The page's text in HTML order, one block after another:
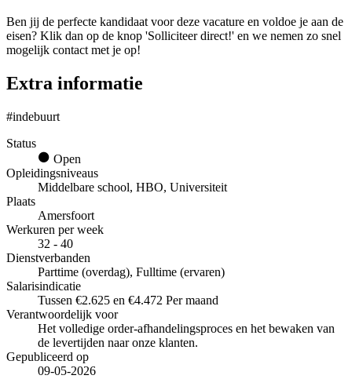
Ben jij de perfecte kandidaat voor deze vacature en voldoe je aan de
eisen? Klik dan op de knop 'Solliciteer direct!' en we nemen zo snel
mogelijk contact met je op!
Extra informatie
#indebuurt
Status
Open
Opleidingsniveaus
Middelbare school, HBO, Universiteit
Plaats
Amersfoort
Werkuren per week
32 - 40
Dienstverbanden
Parttime (overdag), Fulltime (ervaren)
Salarisindicatie
Tussen €2.625 en €4.472 Per maand
Verantwoordelijk voor
Het volledige order-afhandelingsproces en het bewaken van
de levertijden naar onze klanten.
Gepubliceerd op
09-05-2026